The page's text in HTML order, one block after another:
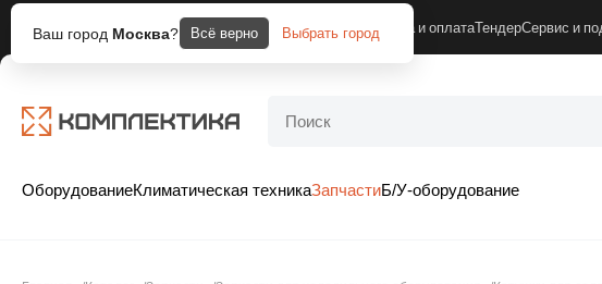
Ваш город Москва? Всё верно Выбрать город
КомпанияДоставка и оплатаТендерСервис и
ОборудованиеКлиматическая техникаЗапчастиБ/У-оборудование